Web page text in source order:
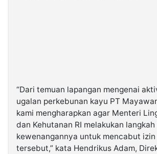
“Dari temuan lapangan mengenai
ugalan perkebunan kayu PT
kami mengharapkan agar Menteri
dan Kehutanan RI melakukan
kewenangannya untuk mencabut izin
tersebut,” kata Hendrikus Adam,